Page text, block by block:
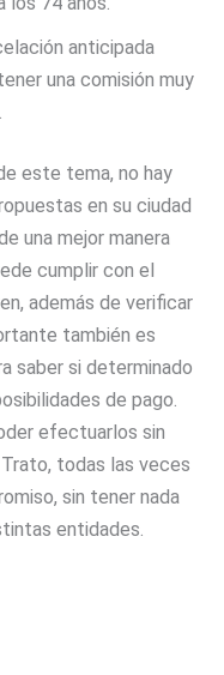
anticipada
una comisión muy
este tema, no hay
en su ciudad
una mejor manera
cumplir con el
además de verificar
también es
saber si determinado
de pago.
efectuarlos sin
todas las veces
sin tener nada
entidades.